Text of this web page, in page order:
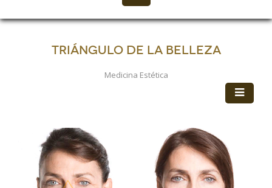
TRIÁNGULO DE LA BELLEZA
Medicina Estética